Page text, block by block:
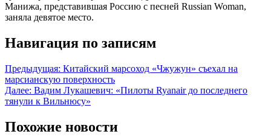
Манижа, представившая Россию с песней Russian Woman,
заняла девятое место.
Навигация по записям
Предыдущая: Китайский марсоход «Чжужун» съехал на
марсианскую поверхность
Далее: Вадим Лукашевич: «Пилоты Ryanair до последнего
тянули к Вильнюсу»
Похожие новости